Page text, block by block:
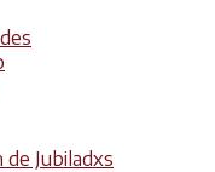
de Jubiladxs